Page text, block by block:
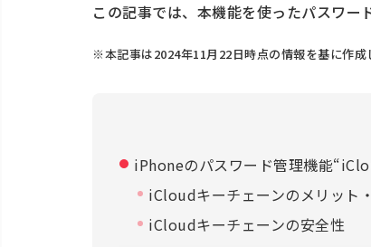
この記事では、本機能を使ったパスワー
※本記事は2024年11月22日時点の情報を基に作成
iPhoneのパスワード管理機能
iCloudキーチェーンのメリット
iCloudキーチェーンの安全性